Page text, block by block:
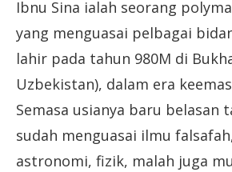
Ibnu Sina ialah seorang
yang menguasai pelbagai
lahir pada tahun 980M di
Uzbekistan), dalam era
Semasa usianya baru belasan
sudah menguasai ilmu
astronomi, fizik, malah juga